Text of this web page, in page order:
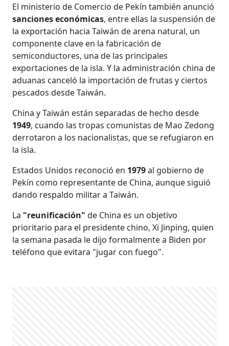
El ministerio de Comercio de Pekín también anunció
sanciones económicas, entre ellas la suspensión de
la exportación hacia Taiwán de arena natural, un
componente clave en la fabricación de
semiconductores, una de las principales
exportaciones de la isla. Y la administración china de
aduanas canceló la importación de frutas y ciertos
pescados desde Taiwán.
China y Taiwán están separadas de hecho desde
1949, cuando las tropas comunistas de Mao Zedong
derrotaron a los nacionalistas, que se refugiaron en
la isla.
Estados Unidos reconoció en 1979al gobierno de
Pekín como representante de China, aunque siguió
dando respaldo militar a Taiwán.
La "reunificación" de China es un objetivo
prioritario para el presidente chino, Xi Jinping, quien
la semana pasada le dijo formalmente a Biden por
teléfono que evitara "jugar con fuego".